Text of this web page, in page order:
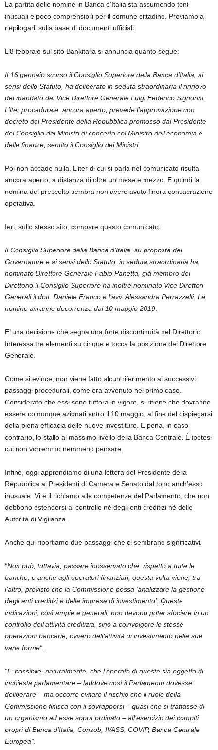
La partita delle nomine in Banca d’Italia sta assumendo toni
inusuali e poco comprensibili per il comune cittadino. Proviamo a
riepilogarli sulla base di documenti ufficiali.
L’8 febbraio sul sito Bankitalia si annuncia quanto segue:
Il 16 gennaio scorso il Consiglio Superiore della Banca d’Italia, ai
sensi dello Statuto, ha deliberato in seduta straordinaria il rinnovo
del mandato del Vice Direttore Generale Luigi Federico Signorini.
L’iter procedurale, ancora aperto, prevede l’approvazione con
decreto del Presidente della Repubblica promosso dal Presidente
del Consiglio dei Ministri di concerto col Ministro dell’economia e
delle finanze, sentito il Consiglio dei Ministri.
Poi non accade nulla. L’iter di cui si parla nel comunicato risulta
ancora aperto, a distanza di oltre un mese e mezzo. E quindi la
nomina del prescelto sembra non avere avuto finora consacrazione
operativa.
Ieri, sullo stesso sito, compare questo comunicato:
Il Consiglio Superiore della Banca d’Italia, su proposta del
Governatore e ai sensi dello Statuto, in seduta straordinaria ha
nominato Direttore Generale Fabio Panetta, già membro del
Direttorio.Il Consiglio Superiore ha inoltre nominato Vice Direttori
Generali il dott. Daniele Franco e l’avv. Alessandra Perrazzelli. Le
nomine avranno decorrenza dal 10 maggio 2019.
E’ una decisione che segna una forte discontinuità nel Direttorio.
Interessa tre elementi su cinque e tocca la posizione del Direttore
Generale.
Come si evince, non viene fatto alcun riferimento ai successivi
passaggi procedurali, come era avvenuto nel primo caso.
Considerato che essi sono tuttora in vigore, si ritiene che dovranno
essere comunque azionati entro il 10 maggio, al fine del dispiegarsi
della piena efficacia delle nuove investiture. E pena, in caso
contrario, lo stallo al massimo livello della Banca Centrale. È ipotesi
cui non vorremmo nemmeno pensare.
Infine, oggi apprendiamo di una lettera del Presidente della
Repubblica ai Presidenti di Camera e Senato dal tono anch’esso
inusuale. Vi è il richiamo alle competenze del Parlamento, che non
debbono estendersi al controllo nè degli enti creditizi nè delle
Autorità di Vigilanza.
Anche qui riportiamo due passaggi che ci sembrano significativi.
”Non può, tuttavia, passare inosservato che, rispetto a tutte le
banche, e anche agli operatori finanziari, questa volta viene, tra
l’altro, previsto che la Commissione possa ‘analizzare la gestione
degli enti creditizi e delle imprese di investimento’. Queste
indicazioni, così ampie e generali, non devono poter sfociare in un
controllo dell’attività creditizia, sino a coinvolgere le stesse
operazioni bancarie, ovvero dell’attività di investimento nelle sue
varie forme”.
“E’ possibile, naturalmente, che l’operato di queste sia oggetto di
inchiesta parlamentare – laddove così il Parlamento dovesse
deliberare – ma occorre evitare il rischio che il ruolo della
Commissione finisca con il sovrapporsi – quasi che si trattasse di
un organismo ad esse sopra ordinato – all’esercizio dei compiti
propri di Banca d’Italia, Consob, IVASS, COVIP, Banca Centrale
Europea”.